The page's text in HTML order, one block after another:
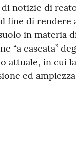
notizie di
fine di rendere
in materia
“a cascata”
attuale, in cui
ed